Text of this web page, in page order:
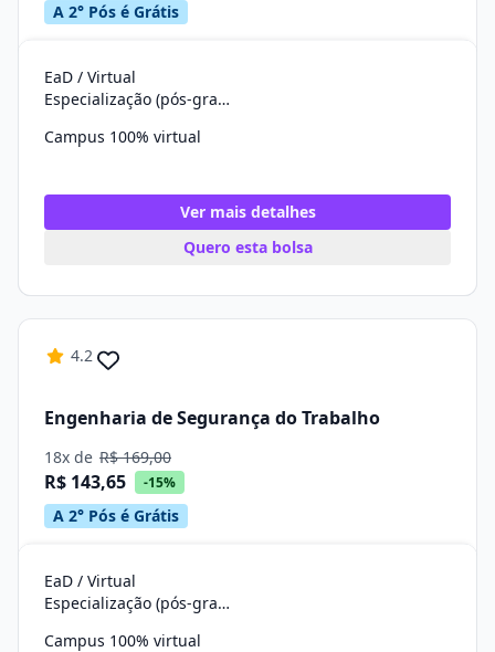
A 2° Pós é Grátis
EaD / Virtual
Especialização (pós-graduação)
Campus 100% virtual
Ver mais detalhes
Quero esta bolsa
4.2
Engenharia de Segurança do Trabalho
18x de R$ 169,00
R$ 143,65 -15%
A 2° Pós é Grátis
EaD / Virtual
Especialização (pós-graduação)
Campus 100% virtual